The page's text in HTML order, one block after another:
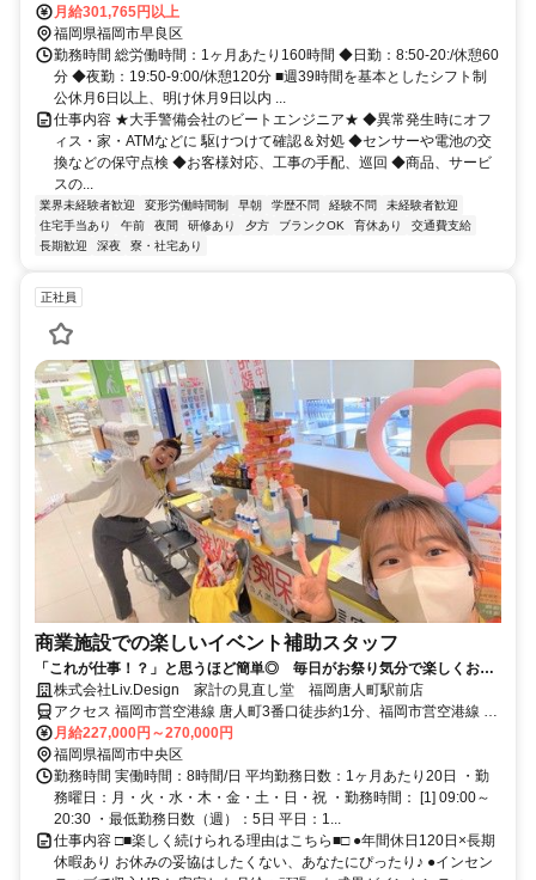
月給301,765円以上
福岡県福岡市早良区
勤務時間 総労働時間：1ヶ月あたり160時間 ◆日勤：8:50-20:/休憩60
分 ◆夜勤：19:50-9:00/休憩120分 ■週39時間を基本としたシフト制
公休月6日以上、明け休月9日以内 ...
仕事内容 ★大手警備会社のビートエンジニア★ ◆異常発生時にオフ
ィス・家・ATMなどに 駆けつけて確認＆対処 ◆センサーや電池の交
換などの保守点検 ◆お客様対応、工事の手配、巡回 ◆商品、サービ
スの...
業界未経験者歓迎 変形労働時間制 早朝 学歴不問 経験不問
未経験者歓迎
住宅手当あり
午前 夜間 研修あり 夕方 ブランクOK 育休あり
交通費支給
長期歓迎
深夜 寮・社宅あり
正社員
商業施設での楽しいイベント補助スタッフ
「これが仕事！？」と思うほど簡単◎ 毎日がお祭り気分で楽しくお仕
事♪ 【年間休日120日】【試用期間中(2ヶ月間)は月給30万円】
株式会社Liv.Design 家計の見直し堂 福岡唐人町駅前店
アクセス 福岡市営空港線 唐人町3番口徒歩約1分、福岡市営空港線 大
濠公園1番口徒歩約11分、福岡市営空港線 西新6番口徒歩約16分 唐人
町駅から徒歩1分
月給227,000円～270,000円
福岡県福岡市中央区
勤務時間 実働時間：8時間/日 平均勤務日数：1ヶ月あたり20日 ・勤
務曜日：月・火・水・木・金・土・日・祝 ・勤務時間： [1] 09:00～
20:30 ・最低勤務日数（週）：5日 平日：1...
仕事内容 □■楽しく続けられる理由はこちら■□ ●年間休日120日×長期
休暇あり お休みの妥協はしたくない、あなたにぴったり♪ ●インセン